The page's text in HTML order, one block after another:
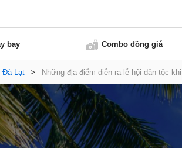
bay Combo đồng giá
Đà Lạt > Những địa điểm diễn ra lễ hội dân tộc